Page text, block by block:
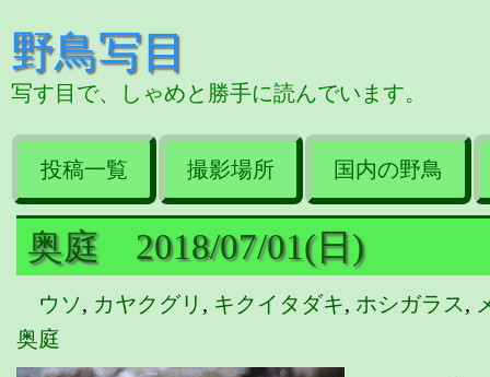
野鳥写目
写す目で、しゃめと勝手に読んでいます。
投稿一覧 撮影場所 国内の野鳥
奥庭 2018/07/01(日)
ウソ, カヤクグリ , キクイタダキ, ホシガラス,
奥庭